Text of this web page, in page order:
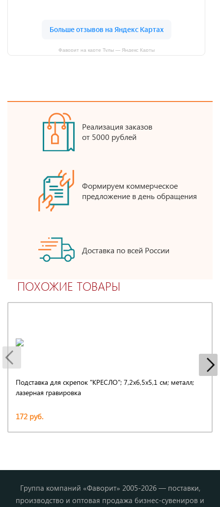
Фаворит на карте Тулы — Яндекс Карты
Реализация заказов
от 5000 рублей
Формируем коммерческое
предложение в день обращения
Доставка по всей России
ПОХОЖИЕ ТОВАРЫ
Подставка для скрепок "КРЕСЛО"; 7,2х6,5х5,1 см; металл;
лазерная гравировка
172 руб.
Группа компаний «Фаворит» 2005-2026 — поставки,
производство и оптовая продажа бизнес-сувениров и